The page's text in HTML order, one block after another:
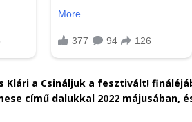
Klári a Csináljuk a fesztivált!
című dalukkal 2022 májusában,